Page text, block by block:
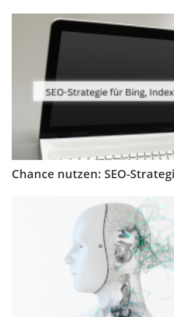
Chance nutzen: SEO-